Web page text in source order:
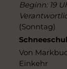
Beginn: 19
(Sonntag)
Von
Einkehr